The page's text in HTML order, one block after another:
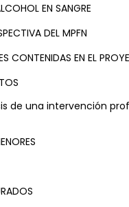
EN SANGRE
DEL MPFN
CONTENIDAS EN EL
de una